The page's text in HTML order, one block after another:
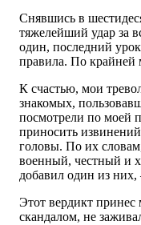
Снявшись в
тяжелейший удар за
один, последний
правила. По крайней
К счастью, мои
знакомых,
посмотрели по моей
приносить
головы. По их
военный, честный и
добавил один из
Этот вердикт принес
скандалом, не